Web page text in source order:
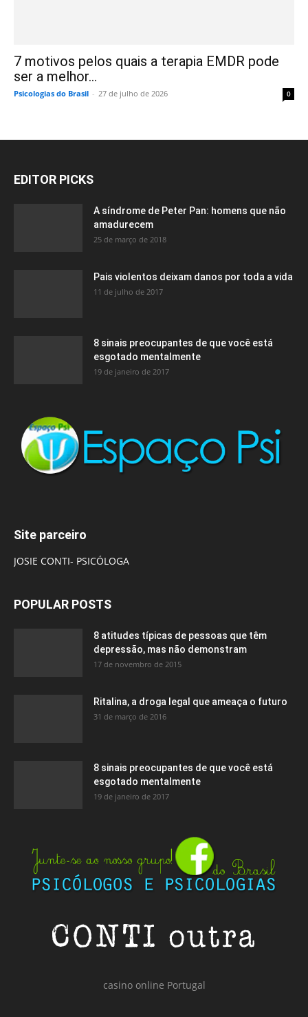
7 motivos pelos quais a terapia EMDR pode
ser a melhor...
Psicologias do Brasil - 27 de julho de 2026 0
EDITOR PICKS
A síndrome de Peter Pan: homens que não
amadurecem
25 de março de 2018
Pais violentos deixam danos por toda a vida
11 de julho de 2017
8 sinais preocupantes de que você está
esgotado mentalmente
19 de janeiro de 2017
Site parceiro
JOSIE CONTI- PSICÓLOGA
POPULAR POSTS
8 atitudes típicas de pessoas que têm
depressão, mas não demonstram
17 de novembro de 2015
Ritalina, a droga legal que ameaça o futuro
31 de março de 2016
8 sinais preocupantes de que você está
esgotado mentalmente
19 de janeiro de 2017
casino online Portugal